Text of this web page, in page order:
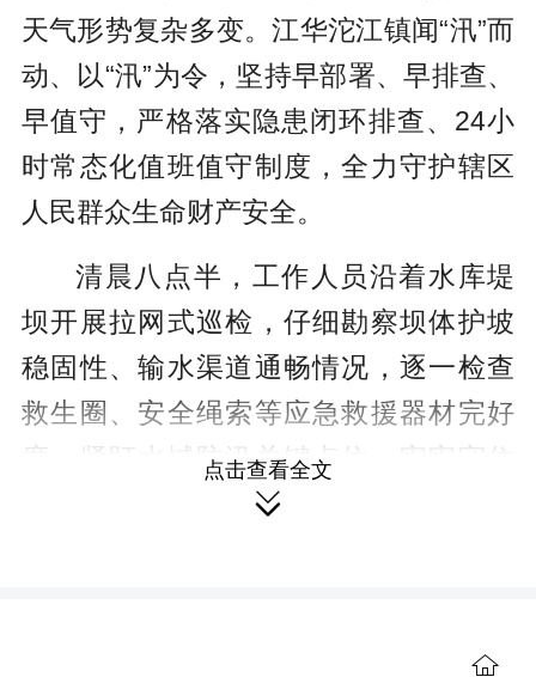
l
c
r
n
天气形势复杂多变。江华沱江镇闻“汛”而
动、以“汛”为令，坚持早部署、早排查、
早值守，严格落实隐患闭环排查、24小
时常态化值班值守制度，全力守护辖区
人民群众生命财产安全。
清晨八点半，工作人员沿着水库堤
坝开展拉网式巡检，仔细勘察坝体护坡
稳固性、输水渠道通畅情况，逐一检查
救生圈、安全绳索等应急救援器材完好
度，紧盯水域防汛关键点位，牢牢守住
水利设施防汛第一道关口。
患，发现问题第一时间上报处置，必要
点击查看全文
